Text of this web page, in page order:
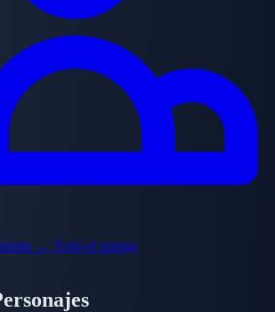
← Todo el manga